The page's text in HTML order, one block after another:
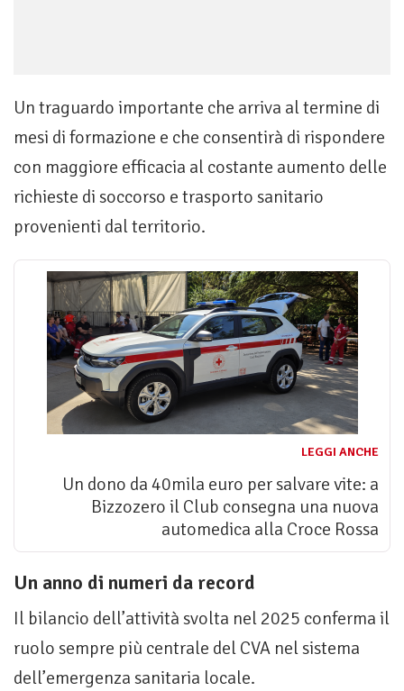
Un traguardo importante che arriva al termine di
mesi di formazione e che consentirà di rispondere
con maggiore efficacia al costante aumento delle
richieste di soccorso e trasporto sanitario
provenienti dal territorio.
LEGGI ANCHE
Un dono da 40mila euro per salvare vite: a
Bizzozero il Club consegna una nuova
automedica alla Croce Rossa
Un anno di numeri da record
Il bilancio dell’attività svolta nel 2025 conferma il
ruolo sempre più centrale del CVA nel sistema
dell’emergenza sanitaria locale.